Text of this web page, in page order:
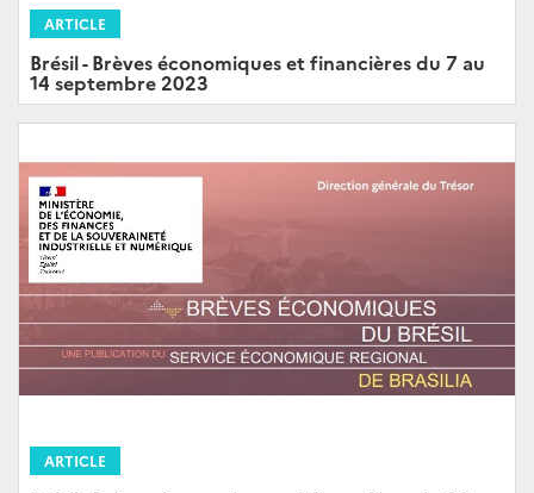
ARTICLE
Brésil - Brèves économiques et financières du 7 au
14 septembre 2023
ARTICLE